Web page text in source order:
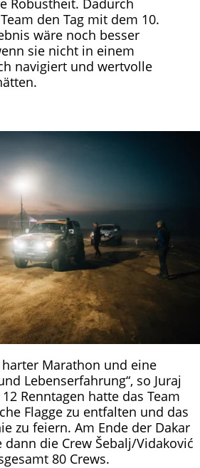
Robustheit. Dadurch
den Tag mit dem 10.
wäre noch besser
sie nicht in einem
navigiert und wertvolle
harter Marathon und eine
Lebenserfahrung“, so Juraj
Renntagen hatte das Team
Flagge zu entfalten und das
zu feiern. Am Ende der Dakar
dann die Crew Šebalj/Vidaković
80 Crews.